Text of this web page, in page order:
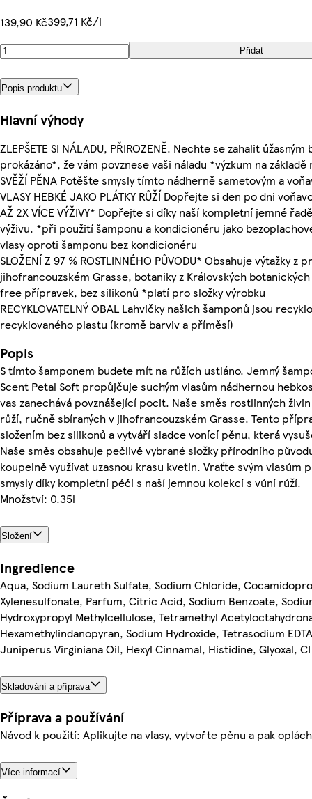
139,90 Kč399,71 Kč/l
Přidat
Popis produktu
Hlavní výhody
ZLEPŠETE SI NÁLADU, PŘIROZENĚ. Nechte se zahalit
prokázáno*, že vám povznese vaši náladu *výzkum na
SVĚŽÍ PĚNA Potěšte smysly tímto nádherně sametovým a
VLASY HEBKÉ JAKO PLÁTKY RŮŽÍ Dopřejte si den po dni
AŽ 2X VÍCE VÝŽIVY* Dopřejte si díky naší kompletní jemné
výživu. *při použití šamponu a kondicionéru jako
vlasy oproti šamponu bez kondicionéru
SLOŽENÍ Z 97 % ROSTLINNÉHO PŮVODU* Obsahuje výtažky
jihofrancouzském Grasse, botaniky z Královských
free přípravek, bez silikonů *platí pro složky výrobku
RECYKLOVATELNÝ OBAL Lahvičky našich šamponů jsou
recyklovaného plastu (kromě barviv a příměsí)
Popis
S tímto šamponem budete mít na růžích ustláno. Jemný
Scent Petal Soft propůjčuje suchým vlasům nádhernou
vas zanechává povznášející pocit. Naše směs rostlinných
růží, ručně sbíraných v jihofrancouzském Grasse. Tento
složením bez silikonů a vytváří sladce vonící pěnu, která
Naše směs obsahuje pečlivě vybrané složky přírodního
koupelně využívat uzasnou krasu kvetin. Vraťte svým vlasům
smysly díky kompletní péči s naší jemnou kolekcí s vůní růží.
Množství: 0.35l
Složení
Ingredience
Aqua, Sodium Laureth Sulfate, Sodium Chloride,
Xylenesulfonate, Parfum, Citric Acid, Sodium Benzoate,
Hydroxypropyl Methylcellulose, Tetramethyl
Hexamethylindanopyran, Sodium Hydroxide, Tetrasodium
Juniperus Virginiana Oil, Hexyl Cinnamal, Histidine, Glyoxal,
Skladování a příprava
Příprava a používání
Návod k použití: Aplikujte na vlasy, vytvořte pěnu a pak
Více informací